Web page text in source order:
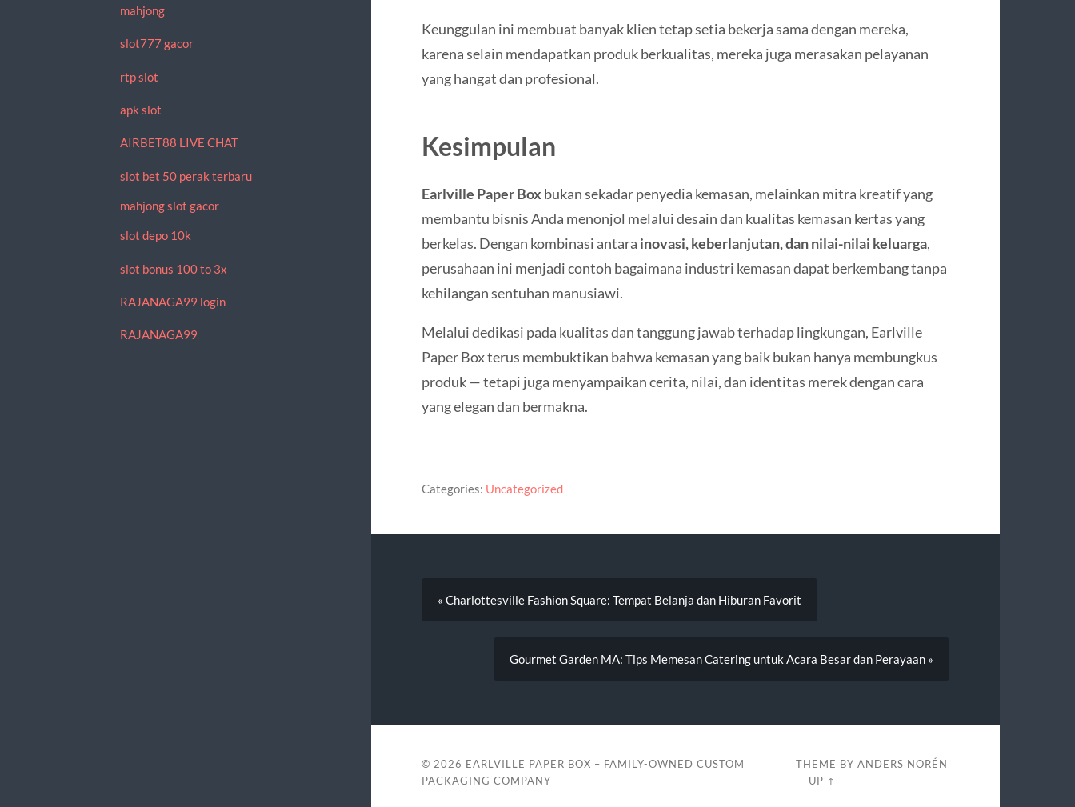
mahjong
slot777 gacor
rtp slot
apk slot
AIRBET88 LIVE CHAT
slot bet 50 perak terbaru
mahjong slot gacor
slot depo 10k
slot bonus 100 to 3x
RAJANAGA99 login
RAJANAGA99
Keunggulan ini membuat banyak klien tetap setia bekerja sama dengan mereka,
karena selain mendapatkan produk berkualitas, mereka juga merasakan pelayanan
yang hangat dan profesional.
Kesimpulan
Earlville Paper Box bukan sekadar penyedia kemasan, melainkan mitra kreatif yang
membantu bisnis Anda menonjol melalui desain dan kualitas kemasan kertas yang
berkelas. Dengan kombinasi antara inovasi, keberlanjutan, dan nilai-nilai keluarga,
perusahaan ini menjadi contoh bagaimana industri kemasan dapat berkembang tanpa
kehilangan sentuhan manusiawi.
Melalui dedikasi pada kualitas dan tanggung jawab terhadap lingkungan, Earlville
Paper Box terus membuktikan bahwa kemasan yang baik bukan hanya membungkus
produk — tetapi juga menyampaikan cerita, nilai, dan identitas merek dengan cara
yang elegan dan bermakna.
Categories: Uncategorized
« Charlottesville Fashion Square: Tempat Belanja dan Hiburan Favorit
Gourmet Garden MA: Tips Memesan Catering untuk Acara Besar dan Perayaan »
© 2026 EARLVILLE PAPER BOX – FAMILY-OWNED CUSTOM
PACKAGING COMPANY
THEME BYANDERS NORÉN
— UP ↑